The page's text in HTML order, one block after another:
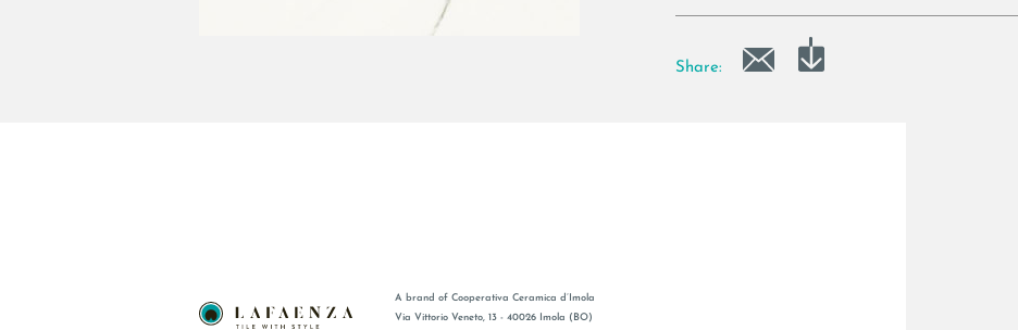
Share:
A brand of Cooperativa Ceramica d’Imola
Via Vittorio Veneto, 13 - 40026 Imola (BO)